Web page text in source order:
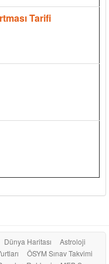
Tarifi
Dünya Haritası
Astroloji
ÖSYM Sınav Takvimi